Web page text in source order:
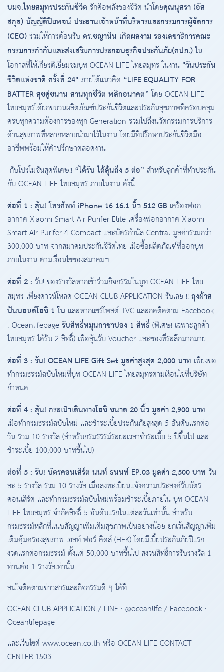
บมจ.ไทยสมุทรประกันชีวิต รักคือพลังของชีวิต นำโดยคุณนุสรา (อัส
สกุล) บัญญัติปิยพจน์ ประธานเจ้าหน้าที่บริหารและกรรมการผู้จัดการ
(CEO)ร่วมให้การต้อนรับดร.ชญานิน เกิดผลงาม รองเลขาธิการคณะ
กรรมการกำกับและส่งเสริมการประกอบธุรกิจประกันภัย(คปภ.)ใน
โอกาสที่ให้เกียรติเยี่ยมชมบูท OCEAN LIFE ไทยสมุทร ในงาน "วันประกัน
ชีวิตแห่งชาติ ครั้งที่ 24"ภายใต้แนวคิด “LIFE EQUALITY FOR
BATTER สุขคู่ขนาน สานทุกชีวิต พลิกอนาคต”โดย OCEAN LIFE
ไทยสมุทรได้ยกขบวนผลิตภัณฑ์ประกันชีวิตและประกันสุขภาพที่ครอบคลุม
ครบทุกความต้องการของทุก Generation รวมไปถึงนวัตกรรมการบริการ
ด้านสุขภาพที่หลากหลายนำมาไว้ในงาน โดยมีที่ปรึกษาประกันชีวิตมือ
อาชีพพร้อมให้คำปรึกษาตลอดงาน
กับโปรโมชันสุดพิเศษ!! “ได้รับ ได้ลุ้นถึง 5 ต่อ” สำหรับลูกค้าที่ทำประกัน
กับ OCEAN LIFE ไทยสมุทร ภายในงาน ดังนี้
ต่อที่ 1 : ลุ้น! โทรศัพท์ iPhone 16 16.1 นิ้ว 512 GB เครื่องฟอก
อากาศ Xiaomi Smart Air Purifer Elite เครื่องฟอกอากาศ Xiaomi
Smart Air Purifer 4 Compact และบัตรกำนัล Central มูลค่ารวมกว่า
300,000 บาท จากสมาคมประกันชีวิตไทย เมื่อซื้อผลิตภัณฑ์ที่ออกบูท
ภายในงาน ตามเงื่อนไขของสมาคมฯ
ต่อที่ 2 : รับ! ของรางวัลหากเข้าร่วมกิจกรรมในบูท OCEAN LIFE ไทย
สมุทร เพียงดาวน์โหลด OCEAN CLUB APPLICATION รับเลย !!ถุงผ้าส
ปันบอนด์โอชิ 1 ใบ และหากแชร์โพสต์ TVC และกดติดตาม Facebook
: Oceanlifepageรับสิทธิ์หมุนกาชาปอง 1 สิทธิ์(พิเศษ! เฉพาะลูกค้า
ไทยสมุทร ได้รับ 2 สิทธิ์) เพื่อลุ้นรับ Voucher และของที่ระลึกมากมาย
ต่อที่ 3 : รับ! OCEAN LIFE Gift Set มูลค่าสูงสุด 2,000 บาท เพียงขอ
ทำกรมธรรม์ฉบับใหม่ที่บูท OCEAN LIFE ไทยสมุทรตามเงื่อนไขที่บริษัท
กำหนด
ต่อที่ 4 : ลุ้น! กระเป๋าเดินทางโอชิ ขนาด 20 นิ้ว มูลค่า 2,900 บาท
เมื่อทำกรมธรรม์ฉบับใหม่ และชำระเบี้ยประกันภัยสูงสุด 5 อันดับแรกต่อ
วัน รวม 10 รางวัล (สำหรับกรมธรรม์ระยะเวลาชำระเบี้ย 5 ปีขึ้นไป และ
ชำระเบี้ย 100,000 บาทขึ้นไป)
ต่อที่ 5 : รับ! บัตรคอนเสิร์ต นนท์ ธนนท์ EP.03 มูลค่า 2,500 บาท วัน
ละ 5 รางวัล รวม 10 รางวัล เมื่อลงทะเบียนแจ้งความประสงค์รับบัตร
คอนเสิร์ต และทำกรมธรรม์ฉบับใหม่พร้อมชำระเบี้ยภายใน บูท OCEAN
LIFE ไทยสมุทร จำกัดสิทธิ์ 5 อันดับแรกในแต่ละวันเท่านั้น สำหรับ
กรมธรรม์หลักที่แนบสัญญาเพิ่มเติมสุขภาพเป็นอย่างน้อย ยกเว้นสัญญาเพิ่ม
เติมคุ้มครองสุขภาพ เฮลท์ ฟอร์ คิดส์ (HFK) โดยมีเบี้ยประกันภัยปีแรก
งวดแรกต่อกรมธรรม์ ตั้งแต่ 50,000 บาทขึ้นไป สงวนสิทธิ์การรับรางวัล 1
ท่านต่อ 1 รางวัลเท่านั้น
สนใจติดตามข่าวสารและกิจกรรมดี ๆ ได้ที่
OCEAN CLUB APPLICATION / LINE : @oceanlife / Facebook :
Oceanlifepage
และเว็บไซต์ www.ocean.co.th หรือ OCEAN LIFE CONTACT
CENTER 1503